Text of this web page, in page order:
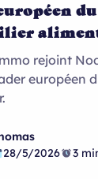
rejoint
européen
28/5/2026
3